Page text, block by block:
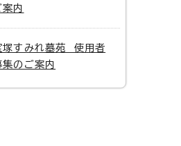
案内
塚すみれ墓苑 使用者
集のご案内